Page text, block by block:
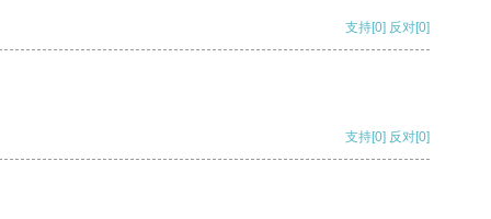
支持[0] 反对[0]
支持[0] 反对[0]